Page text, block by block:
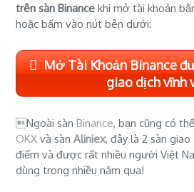
trên sàn Binance khi mở tài khoản
hoặc bấm vào nút bên dưới:
Mở Tài Khoản Binance
giao dịch vĩnh
Ngoài sànBinance, bạn cũng có
OKX và sànAliniex, đây là 2 sàn
điểm và được rất nhiều người Việt
dùng trong nhiều năm qua!